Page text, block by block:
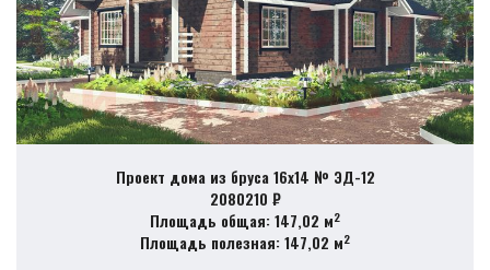
Проект дома из бруса 16х14 № ЭД-12
2080210 ₽
Площадь общая: 147,02 м2
Площадь полезная: 147,02 м2